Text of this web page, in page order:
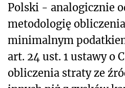
Polski - analogicznie
metodologię
minimalnym
art. 24 ust. 1 ustawy o
obliczenia straty ze